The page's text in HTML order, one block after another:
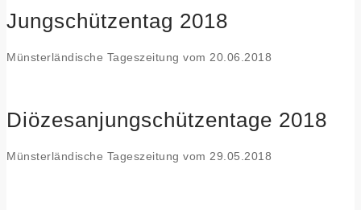
Jungschützentag 2018
Münsterländische Tageszeitung vom 20.06.2018
Diözesanjungschützentage 2018
Münsterländische Tageszeitung vom 29.05.2018